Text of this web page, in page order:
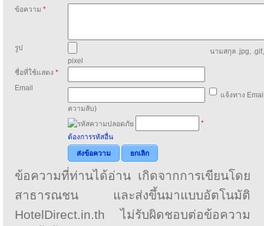
ข้อความ *
รูป
นามสกุล .jpg,
pixel
ชื่อที่ใช้แสดง *
Email
แจ้งทาง
ความลับ)
*
ต้องการรหัสอื่น
ส่งข้อความ
ยกเลิก
ข้อความที่ท่านได้อ่าน เกิดจากการเขียนโดย
สาธารณชน และส่งขึ้นมาแบบอัตโนมัติ
HotelDirect.in.th ไม่รับผิดชอบต่อข้อความ